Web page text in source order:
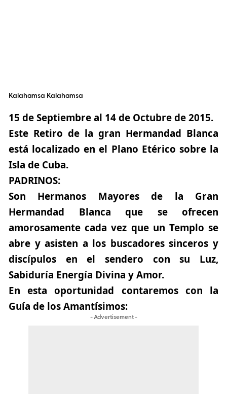
Kalahamsa Kalahamsa
15 de Septiembre al 14 de Octubre de 2015.
Este Retiro de la gran Hermandad Blanca
está localizado en el Plano Etérico sobre la
Isla de Cuba.
PADRINOS:
Son Hermanos Mayores de la Gran
Hermandad Blanca que se ofrecen
amorosamente cada vez que un Templo se
abre y asisten a los buscadores sinceros y
discípulos en el sendero con su Luz,
Sabiduría Energía Divina y Amor.
En esta oportunidad contaremos con la
Guía de los Amantísimos:
- Advertisement -